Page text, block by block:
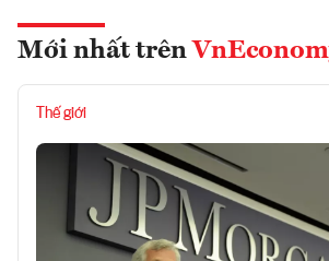
Mới nhất trên
Thế giới